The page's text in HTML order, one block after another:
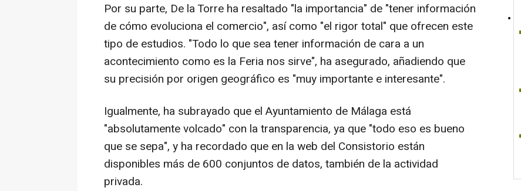
Por su parte, De la Torre ha resaltado "la importancia" de "tener información
de cómo evoluciona el comercio", así como "el rigor total" que ofrecen este
tipo de estudios. "Todo lo que sea tener información de cara a un
acontecimiento como es la Feria nos sirve", ha asegurado, añadiendo que
su precisión por origen geográfico es "muy importante e interesante".
Igualmente, ha subrayado que el Ayuntamiento de Málaga está
"absolutamente volcado" con la transparencia, ya que "todo eso es bueno
que se sepa", y ha recordado que en la web del Consistorio están
disponibles más de 600 conjuntos de datos, también de la actividad
privada.